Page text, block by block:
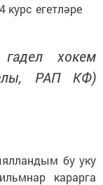
егетләре
хокем
РАП КФ)
бу уку
карарга